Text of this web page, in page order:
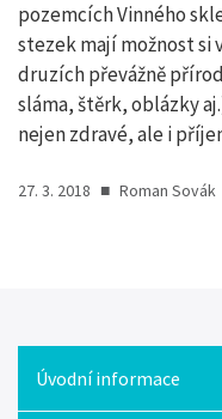
pozemcích Vinného
stezek mají možnost si
druzích převážně
sláma, štěrk, oblázky
nejen zdravé, ale i
27. 3. 2018 ■ Roman Sovák
Knihovna
Úvodní informace